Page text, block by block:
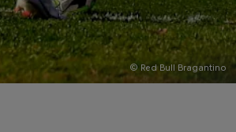
© Red Bull Bragantino